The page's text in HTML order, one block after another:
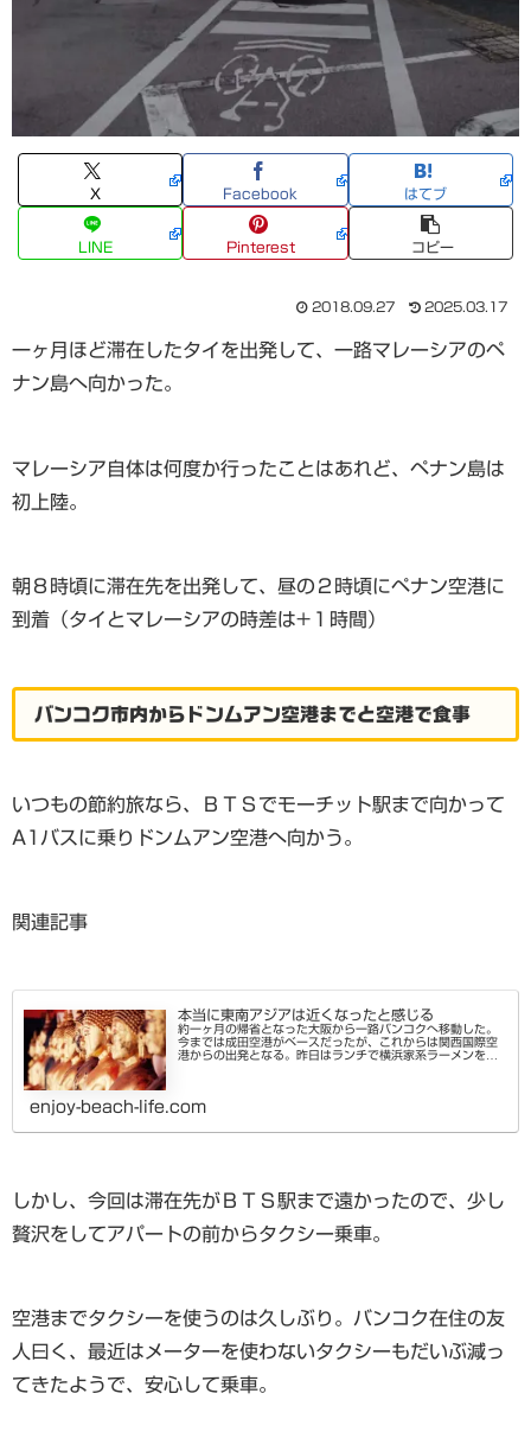
X Facebook はてブ
LINE Pinterest コピー
2018.09.27 2025.03.17
一ヶ月ほど滞在したタイを出発して、一路マレーシアのペ
ナン島へ向かった。
マレーシア自体は何度か行ったことはあれど、ペナン島は
初上陸。
朝８時頃に滞在先を出発して、昼の２時頃にペナン空港に
到着（タイとマレーシアの時差は+１時間）
バンコク市内からドンムアン空港までと空港で食事
いつもの節約旅なら、ＢＴＳでモーチット駅まで向かって
A1バスに乗りドンムアン空港へ向かう。
関連記事
本当に東南アジアは近くなったと感じる
約一ヶ月の帰省となった大阪から一路バンコクへ移動した。
今までは成田空港がベースだったが、これからは関西国際空
港からの出発となる。昨日はランチで横浜家系ラーメンを頂
enjoy-beach-life.com
しかし、今回は滞在先がＢＴＳ駅まで遠かったので、少し
贅沢をしてアパートの前からタクシー乗車。
空港までタクシーを使うのは久しぶり。バンコク在住の友
人曰く、最近はメーターを使わないタクシーもだいぶ減っ
てきたようで、安心して乗車。